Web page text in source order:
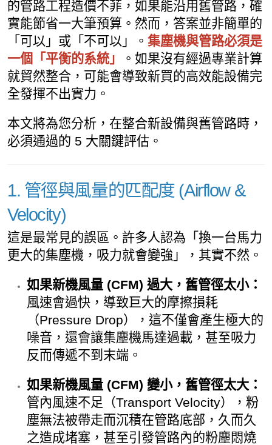
的管路工程造價不菲，如果能沿用舊管路，確
實能節省一大筆預算。然而，答案並非簡單的
「可以」或「不可以」。 集塵機與管路必須是
一個「平衡的系統」
。如果沒有經過專業計算
就貿然整合，可能會導致新買的高效能設備完
全發揮不出實力。
本文將為您分析，在整合新設備與舊管路時，
必須通過的 5 大關鍵評估。
1. 管徑與風量的匹配度 (Airflow &
Velocity)
這是最常見的誤區。許多人認為「換一台馬力
更大的集塵機，吸力就會變強」，其實不然。
如果新機風量 (CFM) 過大，舊管徑太小：
風速會過快，導致巨大的摩擦損耗
（Pressure Drop），這不僅會產生極大的
噪音，還會讓集塵機馬達過載，甚至吸力
反而傳遞不到末端。
如果新機風量 (CFM) 變小，舊管徑太大：
管內風速不足（Transport Velocity），粉
塵無法被帶走而沉積在管路底部，久而久
之造成堵塞，甚至引發管路內的粉塵悶燒